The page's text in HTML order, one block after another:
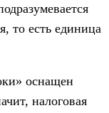
то есть единица
оснащен
налоговая